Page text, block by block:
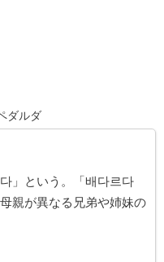
ダルダ
」という。「배다르다
親が異なる兄弟や姉妹の